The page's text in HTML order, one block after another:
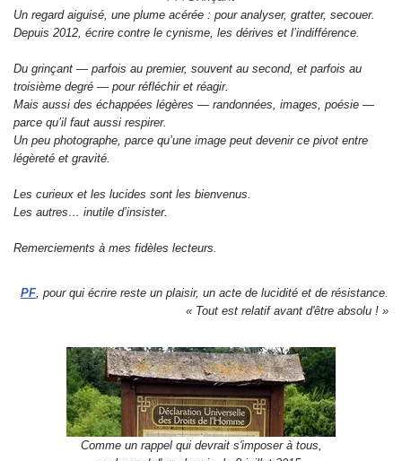
Un regard aiguisé, une plume acérée : pour analyser, gratter, secouer.
Depuis 2012, écrire contre le cynisme, les dérives et l’indifférence.
Du grinçant — parfois au premier, souvent au second, et parfois au
troisième degré — pour réfléchir et réagir.
Mais aussi des échappées légères — randonnées, images, poésie —
parce qu’il faut aussi respirer.
Un peu photographe, parce qu’une image peut devenir ce pivot entre
légèreté et gravité.
Les curieux et les lucides sont les bienvenus.
Les autres… inutile d’insister.
Remerciements à mes fidèles lecteurs.
PF, pour qui écrire reste un plaisir, un acte de lucidité et de résistance.
« Tout est relatif avant d'être absolu ! »
Comme un rappel qui devrait s'imposer à tous,